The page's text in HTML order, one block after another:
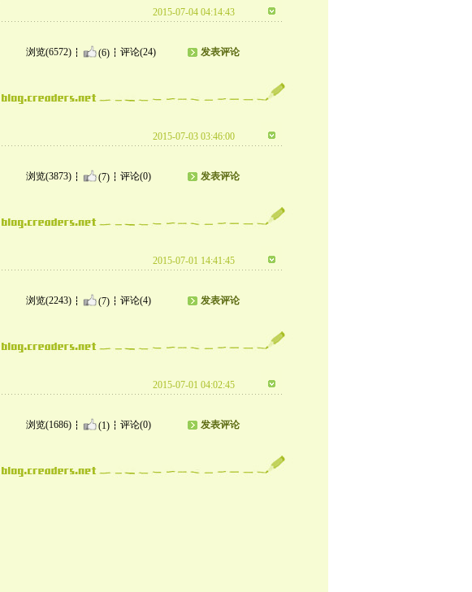
2015-07-04 04:14:43
浏览(6572) (6) 评论(24) 发表评论
2015-07-03 03:46:00
浏览(3873) (7) 评论(0) 发表评论
2015-07-01 14:41:45
浏览(2243) (7) 评论(4) 发表评论
2015-07-01 04:02:45
浏览(1686) (1) 评论(0) 发表评论